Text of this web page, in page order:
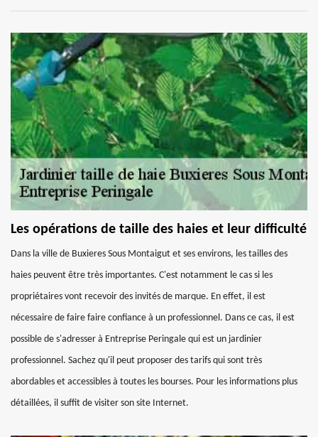
Les opérations de taille des haies et leur difficulté
Dans la ville de Buxieres Sous Montaigut et ses environs, les tailles des
haies peuvent être très importantes. C'est notamment le cas si les
propriétaires vont recevoir des invités de marque. En effet, il est
nécessaire de faire faire confiance à un professionnel. Dans ce cas, il est
possible de s'adresser à Entreprise Peringale qui est un jardinier
professionnel. Sachez qu'il peut proposer des tarifs qui sont très
abordables et accessibles à toutes les bourses. Pour les informations plus
détaillées, il suffit de visiter son site Internet.